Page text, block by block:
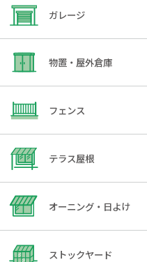
ガレージ
物置・屋外倉庫
フェンス
テラス屋根
オーニング・日よけ
ストックヤード